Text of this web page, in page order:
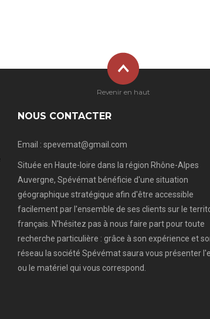
NOUS CONTACTER
Email : spevemat@gmail.com
Située en Haute-loire dans la région Rhône-Alpes
Auvergne, Spévémat bénéficie d'une situation
géographique stratégique afin d'être accessible
facilement par l'ensemble de ses clients sur le
français. N'hésitez pas à nous faire part pour toute
recherche particulière : grâce à son expérience et
réseau la société Spévémat saura vous présenter
ou le matériel qui vous correspond.
Revenir en haut